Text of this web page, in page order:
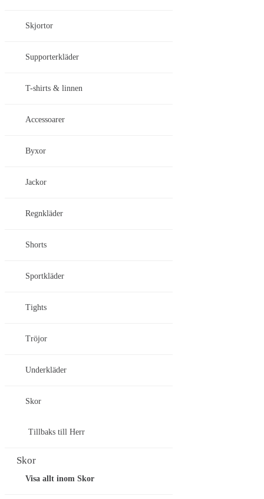
Skjortor
Supporterkläder
T-shirts & linnen
Accessoarer
Byxor
Jackor
Regnkläder
Shorts
Sportkläder
Tights
Tröjor
Underkläder
Skor
Tillbaks till Herr
Skor
Visa allt inom Skor